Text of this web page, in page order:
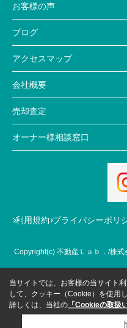
お客様の声
ブログ
アクセスマップ
会社概要
売却査定
オーナー様相談窓口
利用規約 プライバシーポリ
Copyright(c) 不動産Ｌａｂ．/株
当サイトでは、お客様の当サイト
して、クッキー（Cookie）を使用し
詳しくは、当社の 「Cookieの取扱